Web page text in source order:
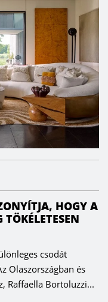
HOGY A
TÖKÉLETESEN
csodát
Olaszországban és
Raffaella Bortoluzzi...